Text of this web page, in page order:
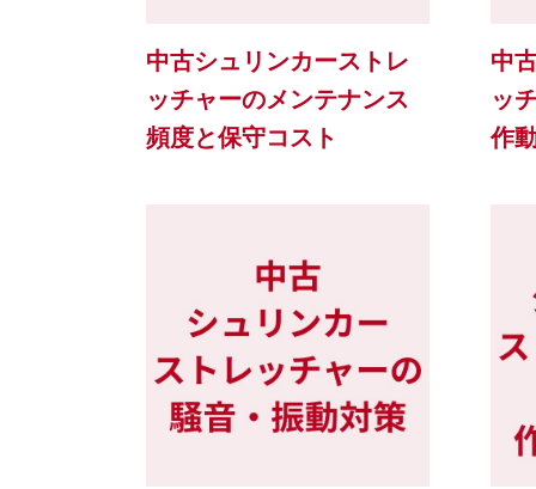
中古シュリンカーストレ
ッチャーのメンテナンス
頻度と保守コスト
中
ッ
作